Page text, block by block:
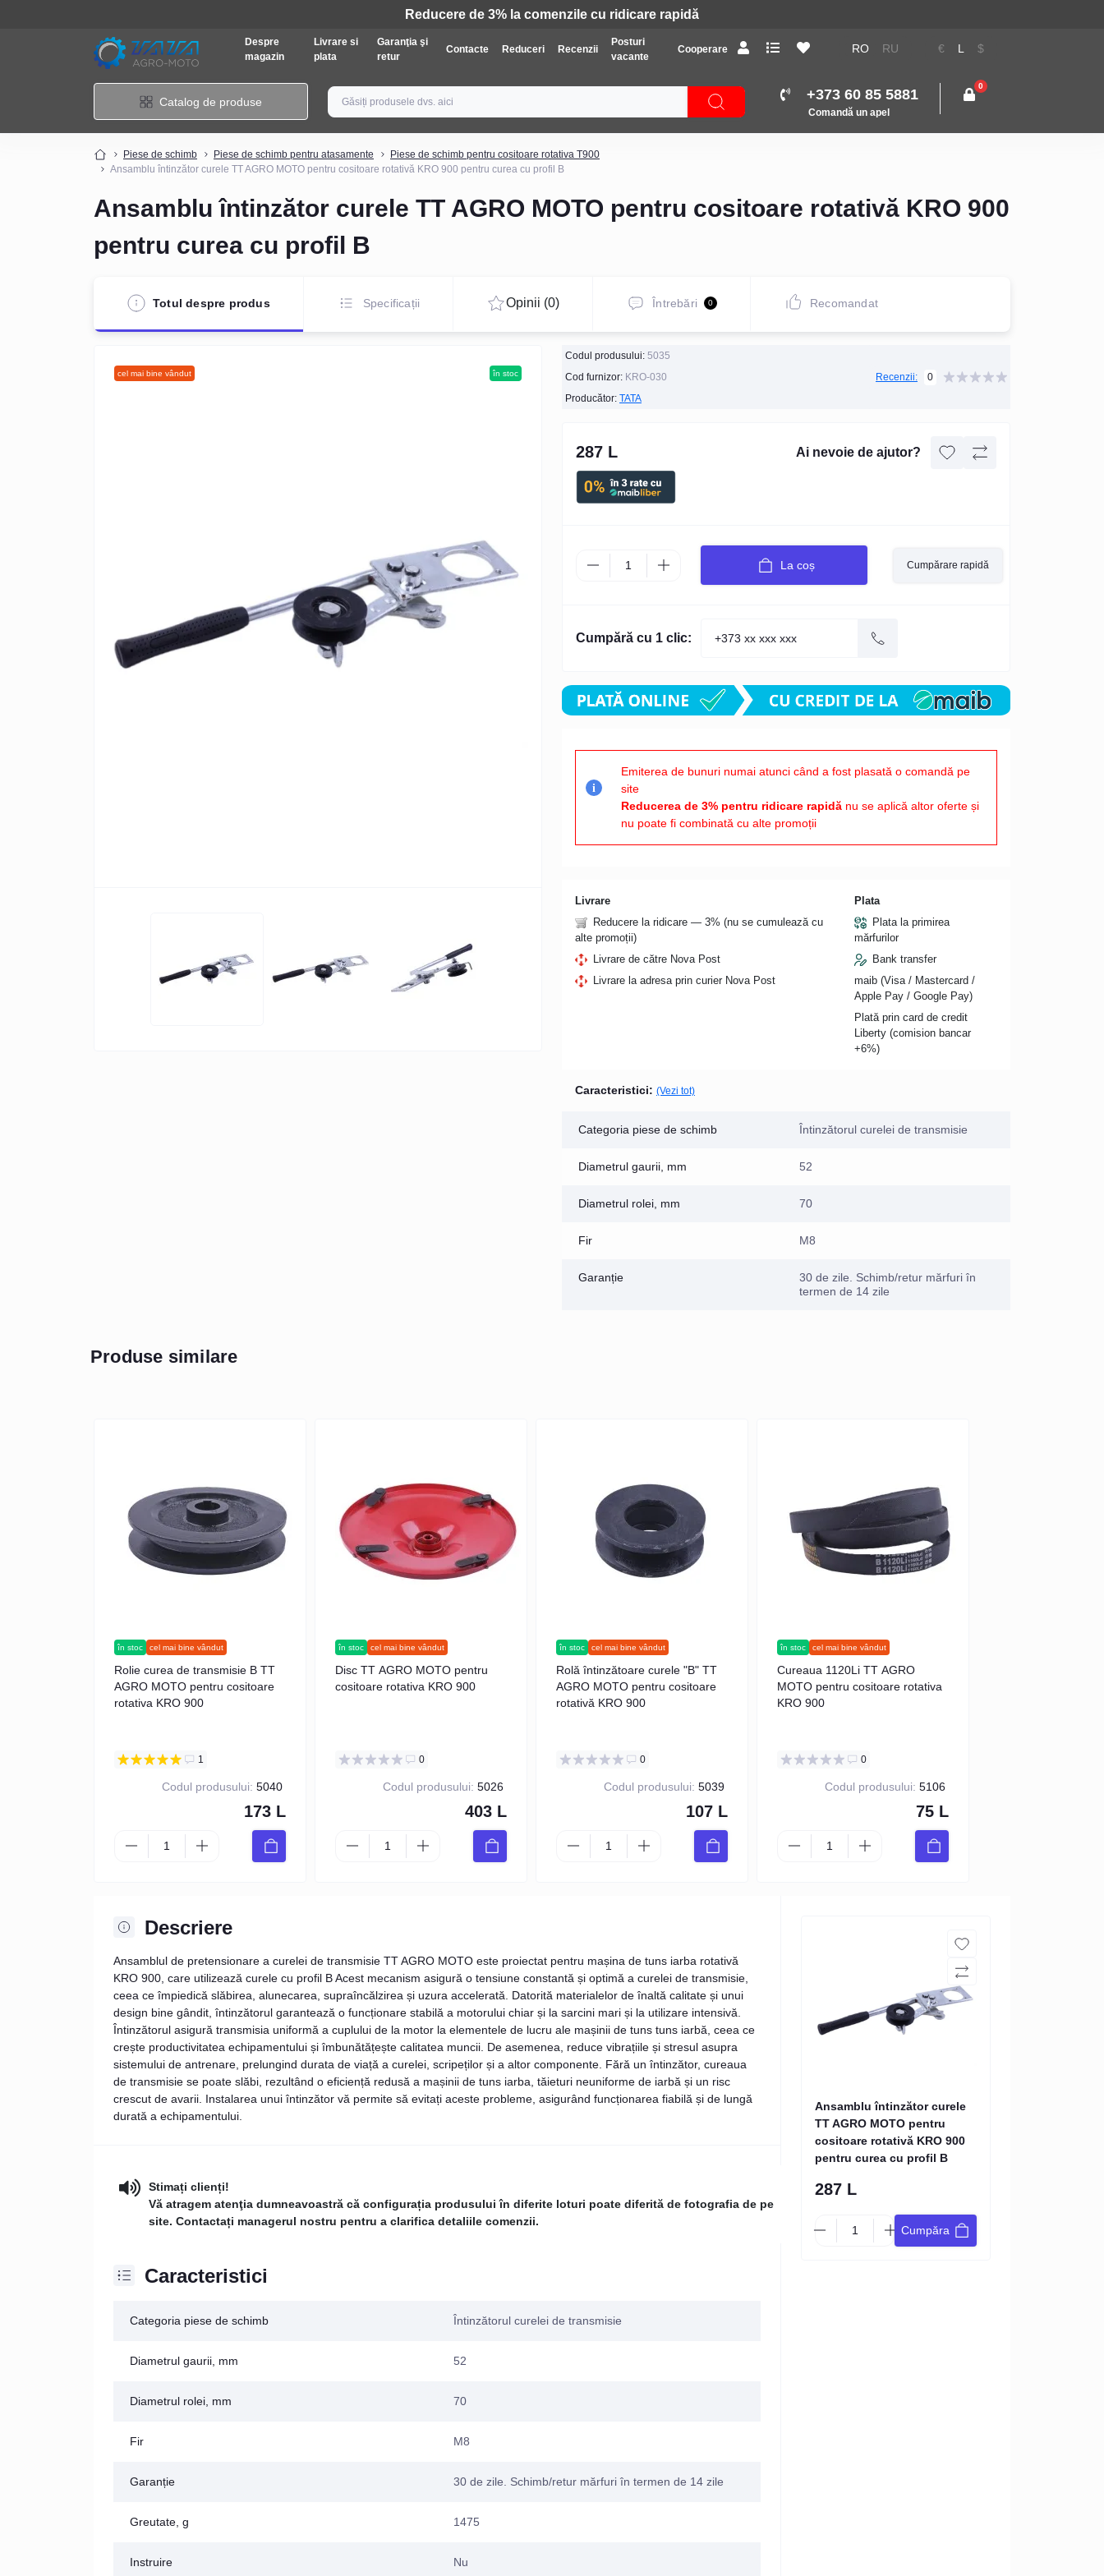
Tehnică: Livrare gratuită
Despre
magazin
Livrare si
plata
Garanţia şi
retur
Contacte Reduceri Recenzii
Posturi
vacante
Cooperare RO RU € L $
Catalog de produse +373 60 85 5881
Comandă un apel
0
Piese de schimb Piese de schimb pentru atasamente
Piese de schimb pentru cositoare rotativa T900
Ansamblu întinzător curele TT AGRO MOTO pentru cositoare rotativă KRO 900 pentru curea cu profil B
Ansamblu întinzător curele TT AGRO MOTO pentru cositoare rotativă KRO 900
pentru curea cu profil B
Totul despre produs Specificații Opinii (0) Întrebări 0 Recomandat
cel mai bine vândut în stoc
Codul produsului: 5035
Cod furnizor: KRO-030
Producător: TATA
Recenzii: 0
287 L Ai nevoie de ajutor?
La coș Cumpărare rapidă
Cumpără cu 1 clic:
i
Emiterea de bunuri numai atunci când a fost plasată o comandă pe
site
Reducerea de 3% pentru ridicare rapidănu se aplică altor oferte și
nu poate fi combinată cu alte promoții
Livrare
Reducere la ridicare — 3% (nu se cumulează cu
alte promoții)
Livrare de către Nova Post
Livrare la adresa prin curier Nova Post
Plata
Plata la primirea
mărfurilor
Bank transfer
maib (Visa / Mastercard /
Apple Pay / Google Pay)
Plată prin card de credit
Liberty (comision bancar
+6%)
Caracteristici: (Vezi tot)
Categoria piese de schimb Întinzătorul curelei de transmisie
Diametrul gaurii, mm 52
Diametrul rolei, mm 70
Fir M8
Garanție
30 de zile. Schimb/retur mărfuri în
termen de 14 zile
Produse similare
în stoc cel mai bine vândut
Rolie curea de transmisie B TT
AGRO MOTO pentru cositoare
rotativa KRO 900
1
Codul produsului: 5040
173 L
în stoc cel mai bine vândut
Disc TT AGRO MOTO pentru
cositoare rotativa KRO 900
0
Codul produsului: 5026
403 L
în stoc cel mai bine vândut
Rolă întinzătoare curele "B" TT
AGRO MOTO pentru cositoare
rotativă KRO 900
0
Codul produsului: 5039
107 L
în stoc cel mai bine vândut
Cureaua 1120Li TT AGRO
MOTO pentru cositoare rotativa
KRO 900
0
Codul produsului: 5106
75 L
Descriere
Ansamblul de pretensionare a curelei de transmisie TT AGRO MOTO este proiectat pentru mașina de tuns iarba rotativă
KRO 900, care utilizează curele cu profil B Acest mecanism asigură o tensiune constantă și optimă a curelei de transmisie,
ceea ce împiedică slăbirea, alunecarea, supraîncălzirea și uzura accelerată. Datorită materialelor de înaltă calitate și unui
design bine gândit, întinzătorul garantează o funcționare stabilă a motorului chiar și la sarcini mari și la utilizare intensivă.
Întinzătorul asigură transmisia uniformă a cuplului de la motor la elementele de lucru ale mașinii de tuns tuns iarbă, ceea ce
crește productivitatea echipamentului și îmbunătățește calitatea muncii. De asemenea, reduce vibrațiile și stresul asupra
sistemului de antrenare, prelungind durata de viață a curelei, scripeților și a altor componente. Fără un întinzător, cureaua
de transmisie se poate slăbi, rezultând o eficiență redusă a mașinii de tuns iarba, tăieturi neuniforme de iarbă și un risc
crescut de avarii. Instalarea unui întinzător vă permite să evitați aceste probleme, asigurând funcționarea fiabilă și de lungă
durată a echipamentului.
Stimați clienți!
Vă atragem atenţia dumneavoastră că configurația produsului în diferite loturi poate diferită de fotografia de pe
site. Contactați managerul nostru pentru a clarifica detaliile comenzii.
Caracteristici
Categoria piese de schimb Întinzătorul curelei de transmisie
Diametrul gaurii, mm 52
Diametrul rolei, mm 70
Fir M8
Garanție 30 de zile. Schimb/retur mărfuri în termen de 14 zile
Greutate, g 1475
Instruire Nu
Ansamblu întinzător curele
TT AGRO MOTO pentru
cositoare rotativă KRO 900
pentru curea cu profil B
287 L
Cumpăra